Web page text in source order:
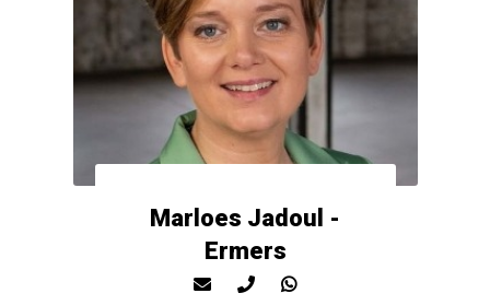
Marloes Jadoul -
Ermers